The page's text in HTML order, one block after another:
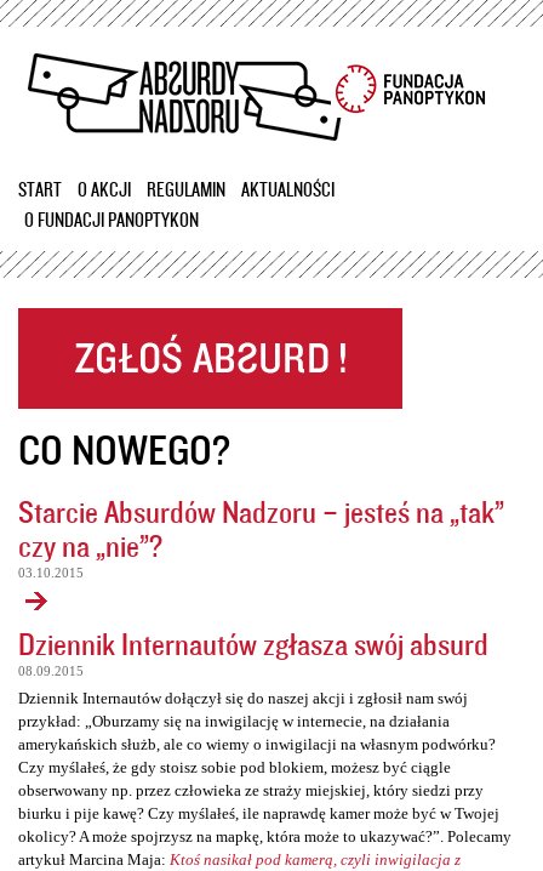
Przejdź
treści
START O AKCJI REGULAMIN
AKTUALNOŚCI
O FUNDACJI PANOPTYKON
CO NOWEGO?
Starcie Absurdów Nadzoru – jesteś na „tak”
czy na „nie”?
03.10.2015
Dziennik Internautów zgłasza swój absurd
08.09.2015
Dziennik Internautów dołączył się do naszej akcji i zgłosił nam swój
przykład: „Oburzamy się na inwigilację w internecie, na działania
amerykańskich służb, ale co wiemy o inwigilacji na własnym podwórku?
Czy myślałeś, że gdy stoisz sobie pod blokiem, możesz być ciągle
obserwowany np. przez człowieka ze straży miejskiej, który siedzi przy
biurku i pije kawę? Czy myślałeś, ile naprawdę kamer może być w Twojej
okolicy? A może spojrzysz na mapkę, która może to ukazywać?”. Polecamy
artykuł Marcina Maja: Ktoś nasikał pod kamerą, czyli inwigilacja z